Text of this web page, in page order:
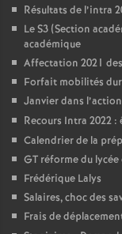
Résultats de l’intra
Le S3 (Section
académique
Affectation 2021
Forfait mobilités
Janvier dans l’action
Recours Intra 2022
Calendrier de la
GT réforme du
Frédérique Lalys
Salaires, choc des
Frais de